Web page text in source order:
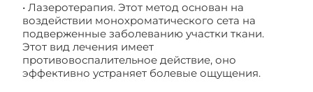
• Лазеротерапия. Этот метод основан на
воздействии монохроматического сета на
подверженные заболеванию участки ткани.
Этот вид лечения имеет
противовоспалительное действие, оно
эффективно устраняет болевые ощущения.